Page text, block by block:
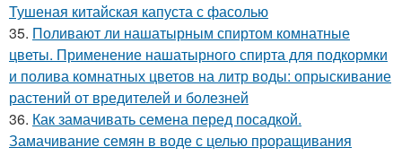
Тушеная китайская капуста с фасолью
35. Поливают ли нашатырным спиртом комнатные
цветы. Применение нашатырного спирта для подкормки
и полива комнатных цветов на литр воды: опрыскивание
растений от вредителей и болезней
36. Как замачивать семена перед посадкой.
Замачивание семян в воде с целью проращивания